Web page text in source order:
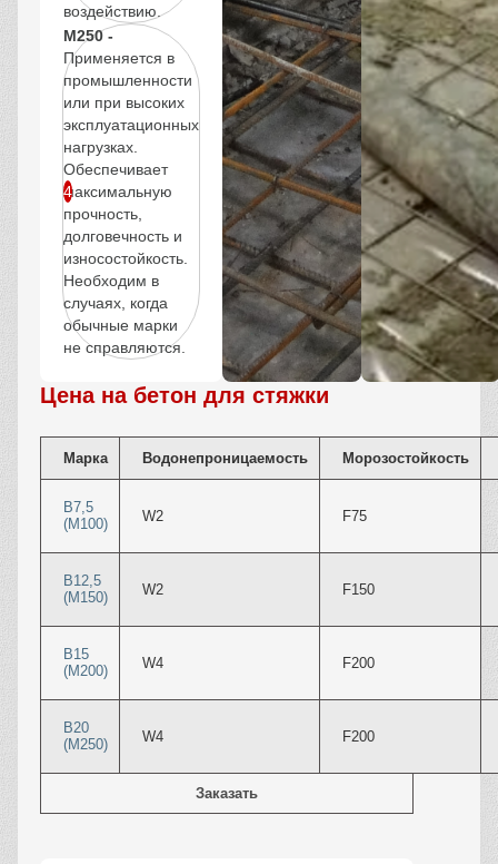
воздействию.
М250 -
Применяется в
промышленности
или при высоких
эксплуатационных
нагрузках.
Обеспечивает
максимальную
прочность,
долговечность и
износостойкость.
Необходим в
случаях, когда
обычные марки
не справляются.
Цена на бетон для стяжки
Марка Водонепроницаемость Морозостойкость
В7,5
(М100)
W2 F75
В12,5
(М150)
W2 F150
В15
(М200)
W4 F200
В20
(М250)
W4 F200
Заказать